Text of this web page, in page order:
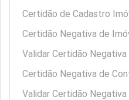
Certidão de Cadastro
Certidão Negativa de
Validar Certidão
Certidão Negativa de
Validar Certidão